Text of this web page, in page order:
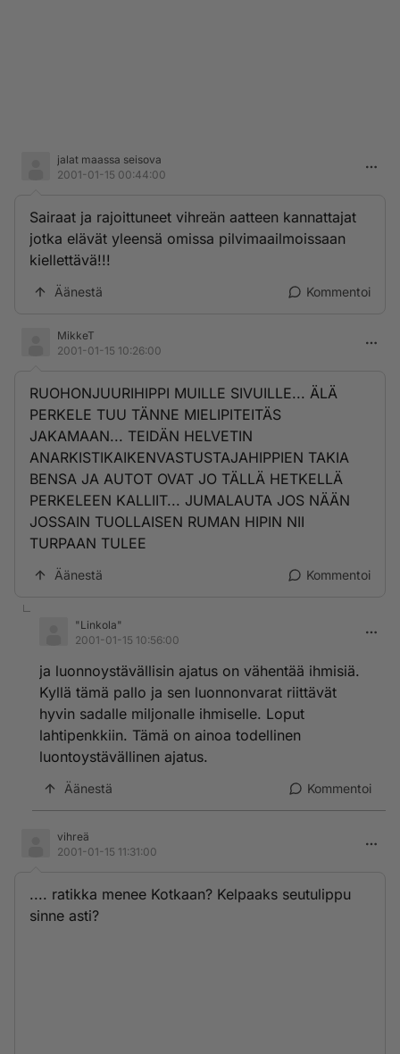
jalat maassa seisova
2001-01-15 00:44:00
Sairaat ja rajoittuneet vihreän aatteen kannattajat
jotka elävät yleensä omissa pilvimaailmoissaan
kiellettävä!!!
Äänestä Kommentoi
MikkeT
2001-01-15 10:26:00
RUOHONJUURIHIPPI MUILLE SIVUILLE... ÄLÄ
PERKELE TUU TÄNNE MIELIPITEITÄS
JAKAMAAN... TEIDÄN HELVETIN
ANARKISTIKAIKENVASTUSTAJAHIPPIEN TAKIA
BENSA JA AUTOT OVAT JO TÄLLÄ HETKELLÄ
PERKELEEN KALLIIT... JUMALAUTA JOS NÄÄN
JOSSAIN TUOLLAISEN RUMAN HIPIN NII
TURPAAN TULEE
Äänestä Kommentoi
"Linkola"
2001-01-15 10:56:00
ja luonnoystävällisin ajatus on vähentää ihmisiä.
Kyllä tämä pallo ja sen luonnonvarat riittävät
hyvin sadalle miljonalle ihmiselle. Loput
lahtipenkkiin. Tämä on ainoa todellinen
luontoystävällinen ajatus.
Äänestä Kommentoi
vihreä
2001-01-15 11:31:00
.... ratikka menee Kotkaan? Kelpaaks seutulippu
sinne asti?